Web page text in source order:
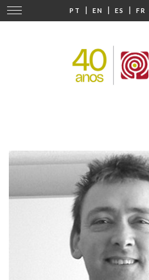
PT | EN | ES | FR
Cambiar
navegación